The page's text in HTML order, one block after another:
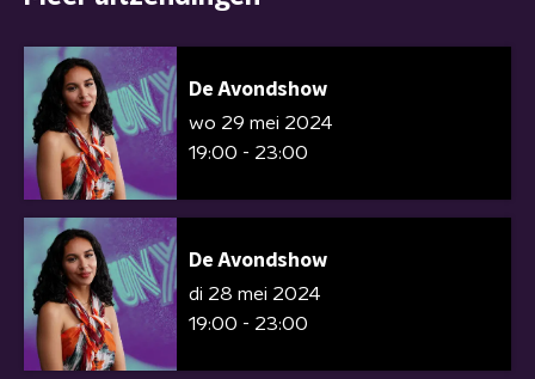
De Avondshow
wo 29 mei 2024
19:00 - 23:00
De Avondshow
di 28 mei 2024
19:00 - 23:00